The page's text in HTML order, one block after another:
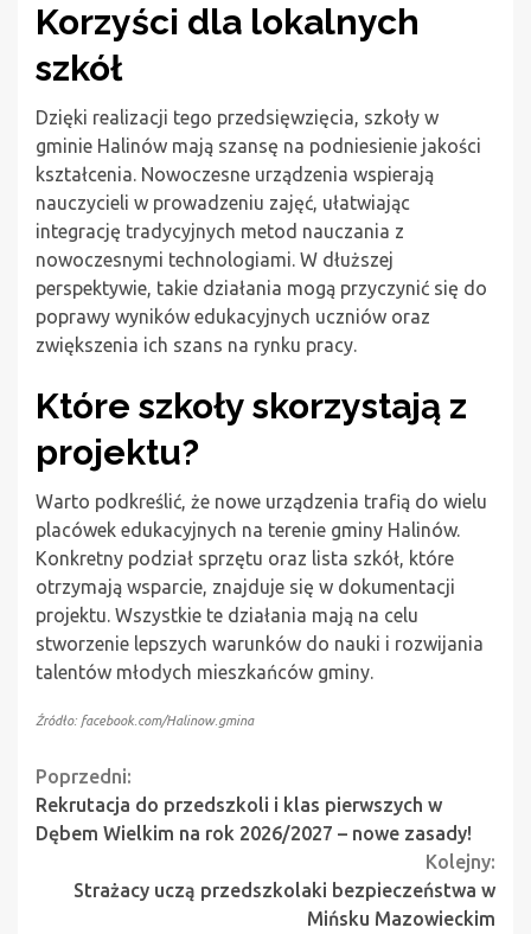
Korzyści dla lokalnych
szkół
Dzięki realizacji tego przedsięwzięcia, szkoły w
gminie Halinów mają szansę na podniesienie jakości
kształcenia. Nowoczesne urządzenia wspierają
nauczycieli w prowadzeniu zajęć, ułatwiając
integrację tradycyjnych metod nauczania z
nowoczesnymi technologiami. W dłuższej
perspektywie, takie działania mogą przyczynić się do
poprawy wyników edukacyjnych uczniów oraz
zwiększenia ich szans na rynku pracy.
Które szkoły skorzystają z
projektu?
Warto podkreślić, że nowe urządzenia trafią do wielu
placówek edukacyjnych na terenie gminy Halinów.
Konkretny podział sprzętu oraz lista szkół, które
otrzymają wsparcie, znajduje się w dokumentacji
projektu. Wszystkie te działania mają na celu
stworzenie lepszych warunków do nauki i rozwijania
talentów młodych mieszkańców gminy.
Źródło: facebook.com/Halinow.gmina
Continue
Reading
Poprzedni:
Rekrutacja do przedszkoli i klas pierwszych w
Dębem Wielkim na rok 2026/2027 – nowe zasady!
Kolejny:
Strażacy uczą przedszkolaki bezpieczeństwa w
Mińsku Mazowieckim